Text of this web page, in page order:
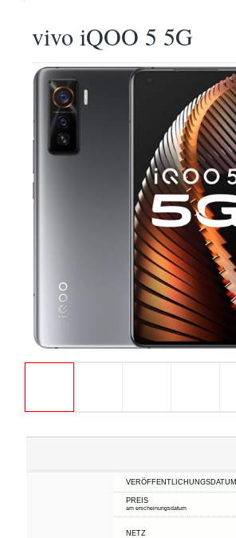
vivo iQOO 5 5G
VERÖFFENTLICHUNGSDATUM
PREIS
am erscheinungsdatum
NETZ